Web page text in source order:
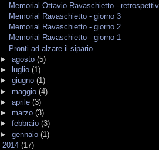
Memorial Ottavio Ravaschietto -
Memorial Ravaschietto - giorno 3
Memorial Ravaschietto - giorno 2
Memorial Ravaschietto - giorno 1
Pronti ad alzare il sipario...
► agosto (5)
►
luglio (1)
► giugno (1)
► maggio (4)
► aprile (3)
► marzo (3)
► febbraio (3)
► gennaio (1)
2014 (17)